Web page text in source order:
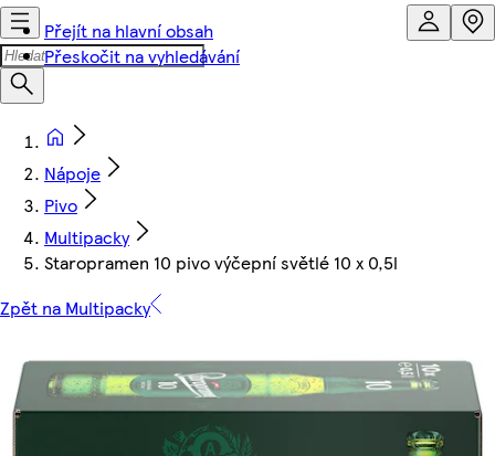
Přejít na hlavní obsah
Přeskočit na vyhledávání
Nápoje
Pivo
Multipacky
Staropramen 10 pivo výčepní světlé 10 x 0,5l
Zpět na Multipacky